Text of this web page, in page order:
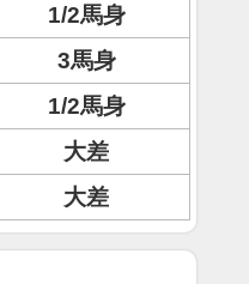
1/2馬身
3馬身
1/2馬身
大差
大差